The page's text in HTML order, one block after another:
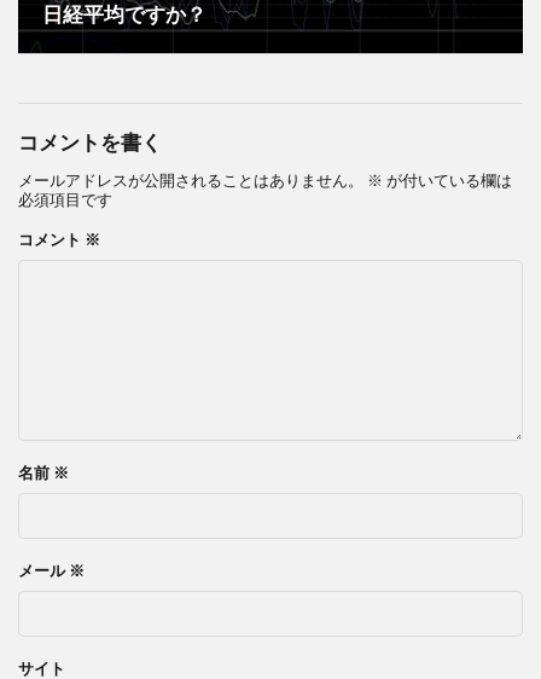
日経平均ですか？
コメントを書く
メールアドレスが公開されることはありません。 ※ が付いている欄は
必須項目です
コメント ※
名前 ※
メール ※
サイト